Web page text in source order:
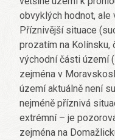
obvyklých hodnot, ale
Příznivější situace
prozatím na Kolínsku,
východní části území
zejména v
území aktuálně není
nejméně příznivá
extrémní – je
zejména na